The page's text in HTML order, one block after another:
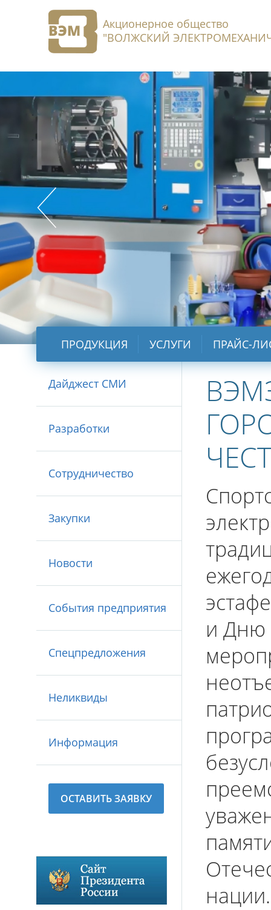
Акционерное общество
"ВОЛЖСКИЙ
ПРОДУКЦИЯ УСЛУГИ ПРАЙС-
Дайджест СМИ
Разработки
Сотрудничество
Закупки
Новости
События предприятия
Спецпредложения
Неликвиды
Информация
ОСТАВИТЬ ЗАЯВКУ
и Дню
нации.